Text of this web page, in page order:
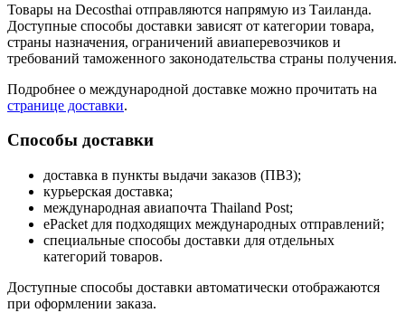
Товары на Decosthai отправляются напрямую из Таиланда.
Доступные способы доставки зависят от категории товара,
страны назначения, ограничений авиаперевозчиков и
требований таможенного законодательства страны получения.
Подробнее о международной доставке можно прочитать на
странице доставки.
Способы доставки
доставка в пункты выдачи заказов (ПВЗ);
курьерская доставка;
международная авиапочта Thailand Post;
ePacket для подходящих международных отправлений;
специальные способы доставки для отдельных
категорий товаров.
Доступные способы доставки автоматически отображаются
при оформлении заказа.